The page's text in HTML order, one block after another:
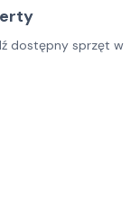
dostępny sprzęt w